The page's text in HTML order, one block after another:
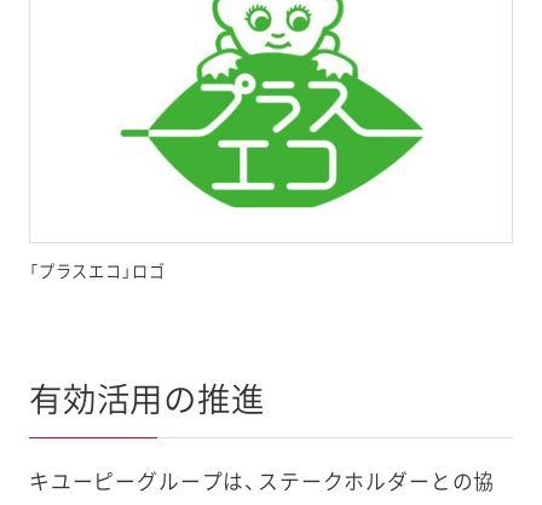
キユーピー
３分クッキ
ング 和えの
素3品
2カ月に延長
9月
やさしい献
25カ月に延
タソース8品
2023年
サラダクラ
最盛期の産
「プラスエコ」ロゴ
有効活用の推進
キユーピーグループは、ステークホルダーとの協